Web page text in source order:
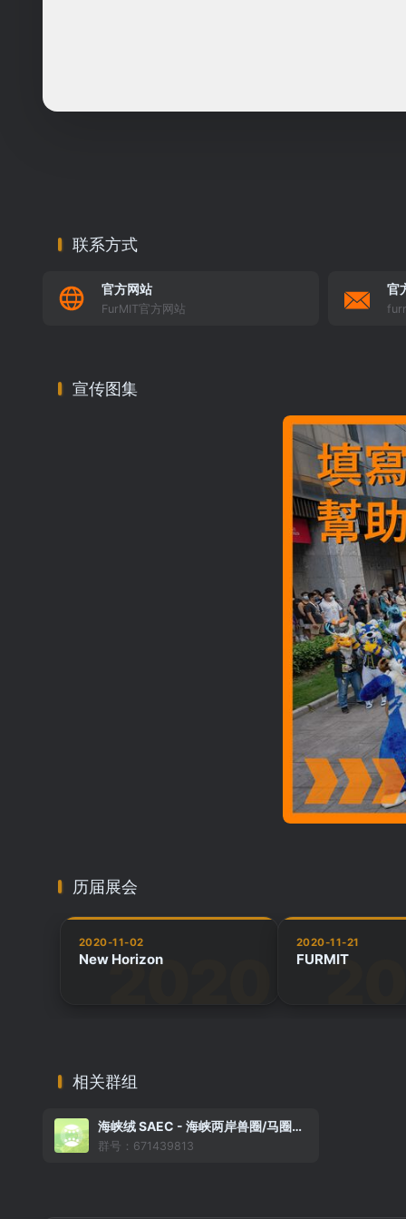
联系方式
官方网站
FurMIT官方网站
官
宣传图集
历届展会
2020-11-02
New Horizon
2020-11-21
FURMIT
相关群组
海峡绒 SAEC - 海峡两岸兽圈/马圈活动信息收集组织（大陆版）
群号：671439813